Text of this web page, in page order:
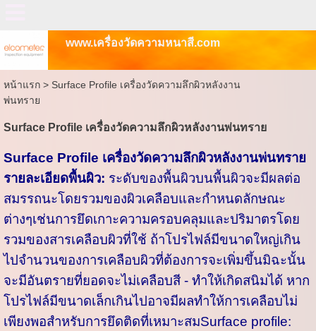
www.เครื่องวัดความหนาสี.com
หน้าแรก> Surface Profile เครื่องวัดความลึกผิวหลังงาน
พ่นทราย
Surface Profile เครื่องวัดความลึกผิวหลังงานพ่นทราย
Surface Profile เครื่องวัดความลึกผิวหลังงานพ่นทราย
รายละเอียดพื้นผิว: ระดับของพื้นผิวบนพื้นผิวจะมีผลต่อ
สมรรถนะโดยรวมของผิวเคลือบและกำหนดลักษณะ
ต่างๆเช่นการยึดเกาะความครอบคลุมและปริมาตรโดย
รวมของสารเคลือบผิวที่ใช้ ถ้าโปรไฟล์มีขนาดใหญ่เกิน
ไปจำนวนของการเคลือบผิวที่ต้องการจะเพิ่มขึ้นมิฉะนั้น
จะมีอันตรายที่ยอดจะไม่เคลือบสี - ทำให้เกิดสนิมได้ หาก
โปรไฟล์มีขนาดเล็กเกินไปอาจมีผลทำให้การเคลือบไม่
เพียงพอสำหรับการยึดติดที่เหมาะสมSurface profile: